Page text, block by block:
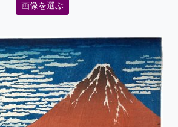
画像を選ぶ